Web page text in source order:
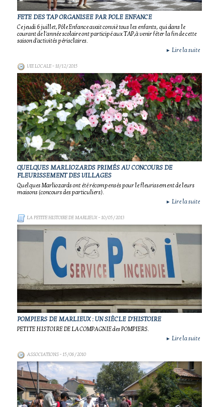
FETE DES TAP ORGANISEE PAR POLE ENFANCE
Ce jeudi 6 juillet, Pôle Enfance avait conviè tous les enfants, qui dans le
courant de l'année scolaire ont participé aux TAP,à venir fêter la fin de cette
saison d'activités périsclaires.
► Lire la suite
VIE LOCALE- 18/12/2015
QUELQUES MARLIOZARDS PRIMÉS AU CONCOURS DE
FLEURISSEMENT DES VILLAGES
Quelques Marliozards ont été récompensés pour le fleurissement de leurs
maisons (concours des particuliers).
► Lire la suite
LA PETITE HISTOIRE DE MARLIEUX- 10/05/2013
POMPIERS DE MARLIEUX : UN SIÈCLE D'HISTOIRE
PETITE HISTOIRE DE LA COMPAGNIE des POMPIERS.
► Lire la suite
ASSOCIATIONS- 15/06/2010